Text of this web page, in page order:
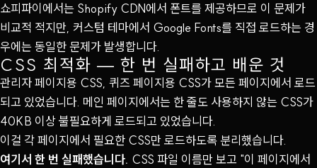
쇼피파이에서는 Shopify CDN에서 폰트를 제공하므로 이 문제가
비교적 적지만, 커스텀 테마에서 Google Fonts를 직접 로드하는 경
우에는 동일한 문제가 발생합니다.
CSS 최적화 — 한 번 실패하고 배운 것
관리자 페이지용 CSS, 퀴즈 페이지용 CSS가 모든 페이지에서 로드
되고 있었습니다. 메인 페이지에서는 한 줄도 사용하지 않는 CSS가
40KB 이상 불필요하게 로드되고 있었습니다.
이걸 각 페이지에서 필요한 CSS만 로드하도록 분리했습니다.
여기서 한 번 실패했습니다. CSS 파일 이름만 보고 "이 페이지에서